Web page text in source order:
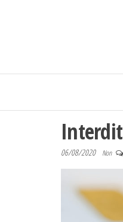
06/08/2020 Non